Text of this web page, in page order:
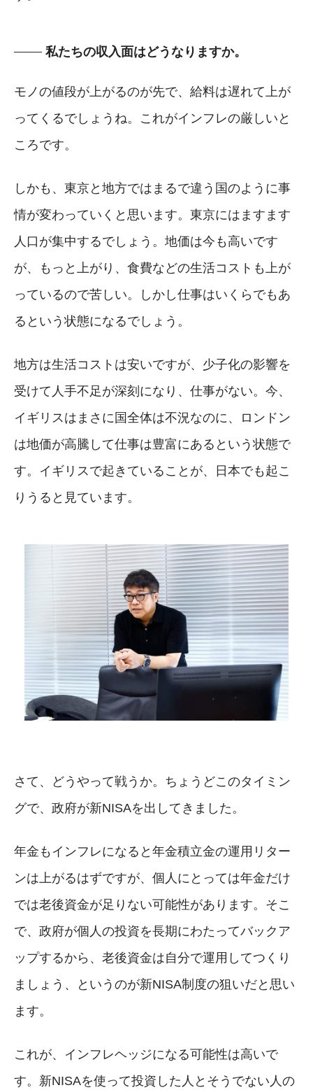
私たちの収入面はどうなりますか。
モノの値段が上がるのが先で、給料は遅れて上が
ってくるでしょうね。これがインフレの厳しいと
ころです。
しかも、東京と地方ではまるで違う国のように事
情が変わっていくと思います。東京にはますます
人口が集中するでしょう。地価は今も高いです
が、もっと上がり、食費などの生活コストも上が
っているので苦しい。しかし仕事はいくらでもあ
るという状態になるでしょう。
地方は生活コストは安いですが、少子化の影響を
受けて人手不足が深刻になり、仕事がない。今、
イギリスはまさに国全体は不況なのに、ロンドン
は地価が高騰して仕事は豊富にあるという状態で
す。イギリスで起きていることが、日本でも起こ
りうると見ています。
さて、どうやって戦うか。ちょうどこのタイミン
グで、政府が新NISAを出してきました。
年金もインフレになると年金積立金の運用リター
ンは上がるはずですが、個人にとっては年金だけ
では老後資金が足りない可能性があります。そこ
で、政府が個人の投資を長期にわたってバックア
ップするから、老後資金は自分で運用してつくり
ましょう、というのが新NISA制度の狙いだと思い
ます。
これが、インフレヘッジになる可能性は高いで
す。新NISAを使って投資した人とそうでない人の